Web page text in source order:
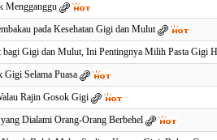
Mengganggu
pada Kesehatan Gigi dan Mulut
bagi Gigi dan Mulut, Ini Pentingnya Milih Pasta Gigi
Selama Puasa
Rajin Gosok Gigi
Dialami Orang-Orang Berbehel